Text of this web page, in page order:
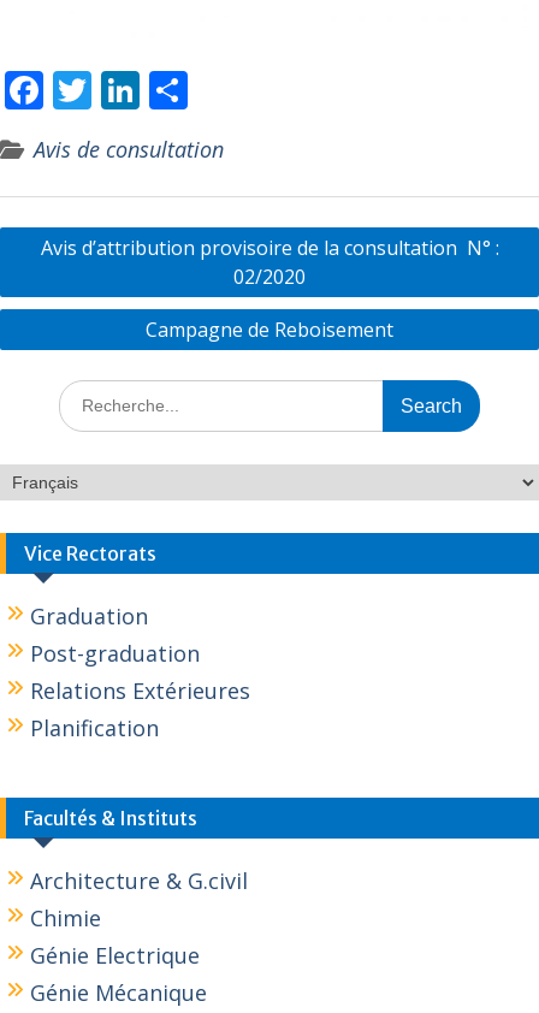
F
ac
e
b
o
k
T
w
itt
er
Li
n
k
e
dI
ta
g
er
Avis de consultation
Avis d’attribution provisoire de la consultation N° :
02/2020
Campagne de Reboisement
Vice Rectorats
Graduation
Post-graduation
Relations Extérieures
Planification
Facultés & Instituts
Architecture & G.civil
Chimie
Génie Electrique
Génie Mécanique